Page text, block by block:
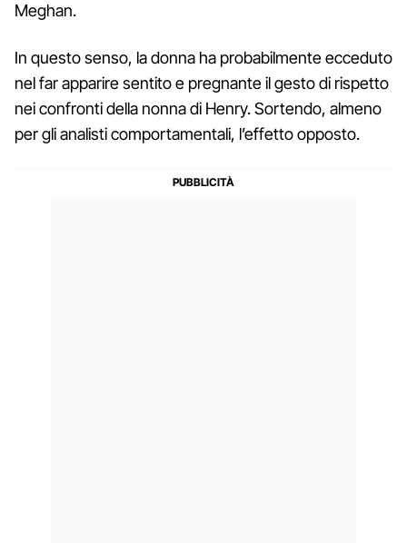
Meghan.
In questo senso, la donna ha probabilmente ecceduto
nel far apparire sentito e pregnante il gesto di rispetto
nei confronti della nonna di Henry. Sortendo, almeno
per gli analisti comportamentali, l’effetto opposto.